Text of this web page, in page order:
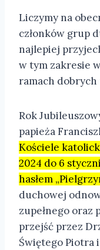
Liczymy na
członków grup
najlepiej
w tym zakresie
ramach
Rok
papieża
Kościele
2024 do 6
hasłem
duchowej
zupełnego oraz
przejść przez
Świętego Piotra